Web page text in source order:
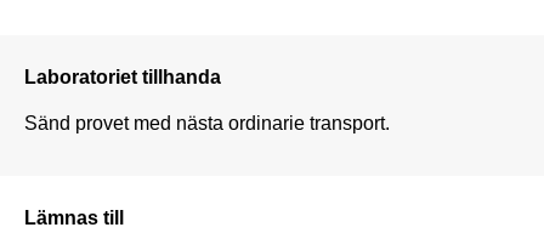
Laboratoriet tillhanda
Sänd provet med nästa ordinarie transport.
Lämnas till